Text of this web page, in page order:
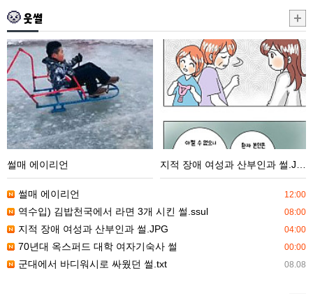
좋
아
지
는
manhwa
웃썰
썰
매
에
이
리
언
썰매 에이리언
지
적
장
애
과
산
지적 장애 여성과 산부인과 썰.JPG
12:00
썰매 에이리언
08:00
역수입) 김밥천국에서 라면 3개 시킨 썰.ssul
04:00
지적 장애 여성과 산부인과 썰.JPG
00:00
70년대 옥스퍼드 대학 여자기숙사 썰
08.08
군대에서 바디워시로 싸웠던 썰.txt